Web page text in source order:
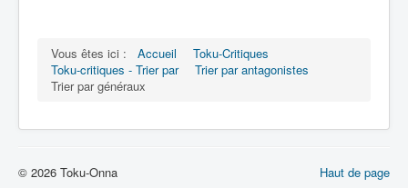
Vous êtes ici : Accueil
Toku-Critiques
Toku-critiques - Trier par
Trier par antagonistes
Trier par généraux
Haut de page
© 2026 Toku-Onna